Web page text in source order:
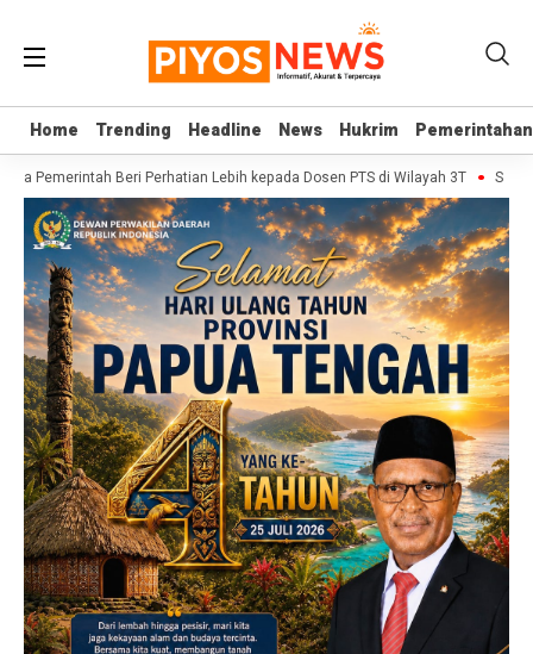
Home Trending Headline News Hukrim Pemerintahan
Home Trending Headline News Hukrim Pemerintahan
Pemerintah Beri Perhatian Lebih kepada Dosen PTS di Wilayah 3T Sekjen